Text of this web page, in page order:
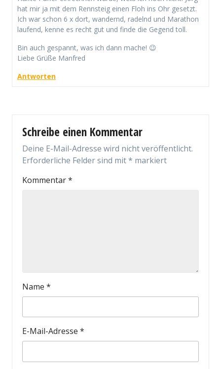
hat mir ja mit dem Rennsteig einen Floh ins Ohr gesetzt.
Ich war schon 6 x dort, wandernd, radelnd und Marathon
laufend, kenne es recht gut und finde die Gegend toll.
Bin auch gespannt, was ich dann mache! 😉
Liebe Grüße Manfred
Antworten
Schreibe einen Kommentar
Deine E-Mail-Adresse wird nicht veröffentlicht.
Erforderliche Felder sind mit* markiert
Kommentar*
Name *
E-Mail-Adresse *